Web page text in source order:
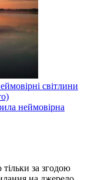
світлини
неймовірна
тільки за згодою